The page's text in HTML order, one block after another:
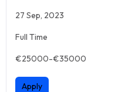
27 Sep, 2023
Full Time
€25000-€35000
Apply